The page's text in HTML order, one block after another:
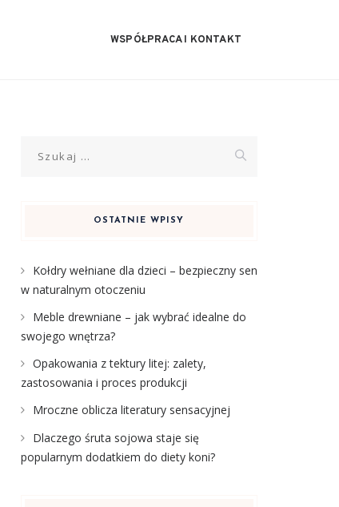
WSPÓŁPRACA I KONTAKT
OSTATNIE WPISY
Kołdry wełniane dla dzieci – bezpieczny sen
w naturalnym otoczeniu
Meble drewniane – jak wybrać idealne do
swojego wnętrza?
Opakowania z tektury litej: zalety,
zastosowania i proces produkcji
Mroczne oblicza literatury sensacyjnej
Dlaczego śruta sojowa staje się
popularnym dodatkiem do diety koni?